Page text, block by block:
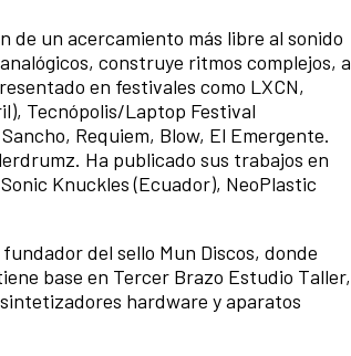
de un acercamiento más libre al sonido
construye ritmos complejos, a
en festivales como LXCN,
Tecnópolis/Laptop Festival
Requiem, Blow, El Emergente.
Ha publicado sus trabajos en
Knuckles (Ecuador), NeoPlastic
del sello Mun Discos, donde
base en Tercer Brazo Estudio Taller,
hardware y aparatos